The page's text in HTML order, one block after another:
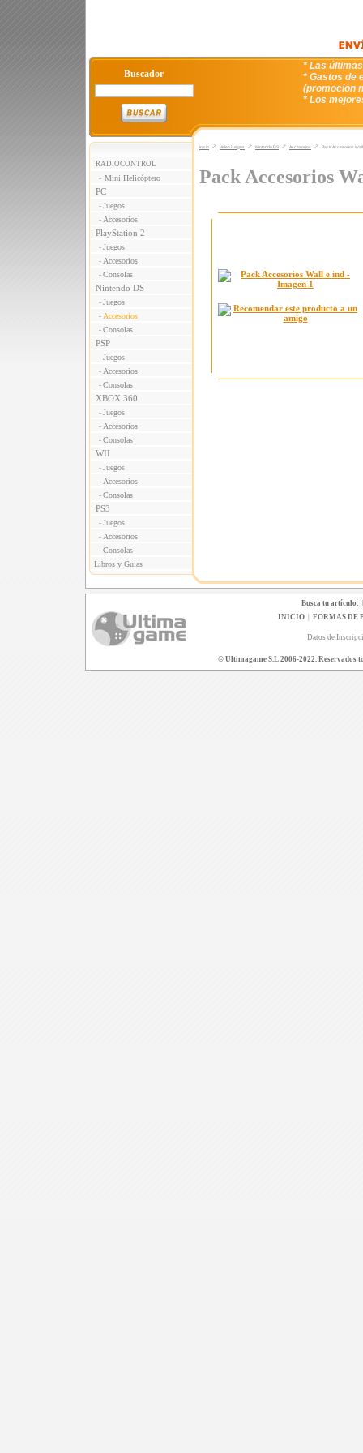
Buscador
* Las
* Gastos de
(promoción
* Los
RADIOCONTROL
- Mini Helicóptero
PC
- Juegos
- Accesorios
PlayStation 2
- Juegos
- Accesorios
- Consolas
Nintendo DS
- Juegos
- Accesorios
- Consolas
PSP
- Juegos
- Accesorios
- Consolas
XBOX 360
- Juegos
- Accesorios
- Consolas
WII
- Juegos
- Accesorios
- Consolas
PS3
- Juegos
- Accesorios
- Consolas
Libros y Guias
Inicio > VideoJuegos > Nintendo DS > Accesorios > Pack Accesorios
Pack Accesorios
Busca tu artículo:
INICIO| FORMAS DE
Datos de
© Ultimagame S.L 2006-2022. Reservados